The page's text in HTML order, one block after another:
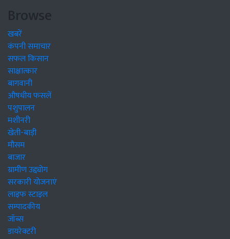
Browse
खबरें
कंपनी समाचार
सफल किसान
साक्षात्कार
बागवानी
औषधीय फसलें
पशुपालन
मशीनरी
खेती-बाड़ी
मौसम
बाजार
ग्रामीण उद्द्योग
सरकारी योजनाएं
लाइफ स्टाइल
सम्पादकीय
जॉब्स
डायरेक्टरी